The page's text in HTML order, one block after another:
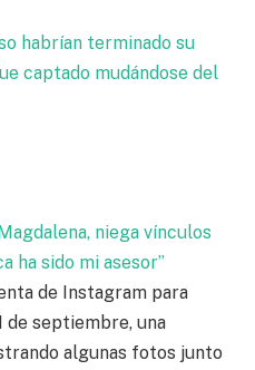
habrían terminado su
captado mudándose del
niega vínculos
ha sido mi asesor”
de Instagram para
de septiembre, una
algunas fotos junto